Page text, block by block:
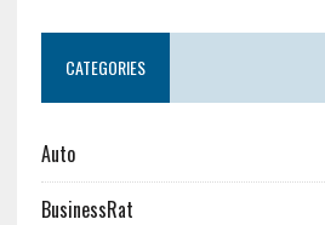
CATEGORIES
Auto
BusinessRat